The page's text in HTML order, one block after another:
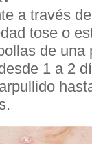
a través
tose o
de una
1 a 2